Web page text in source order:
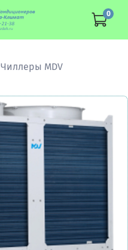
0
Чиллеры MDV